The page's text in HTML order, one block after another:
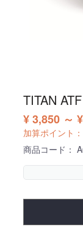
TITAN
¥ 3,850 ～
加算ポイント：
商品コード：